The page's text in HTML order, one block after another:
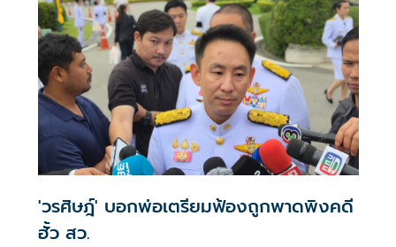
'วรศิษฎ์' บอกพ่อเตรียมฟ้องถูกพาดพิงคดี
ฮั้ว สว.